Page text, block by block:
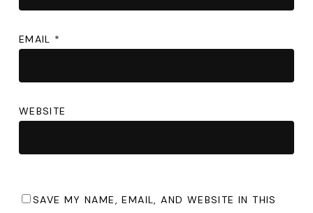
EMAIL *
WEBSITE
SAVE MY NAME, EMAIL, AND WEBSITE IN THIS